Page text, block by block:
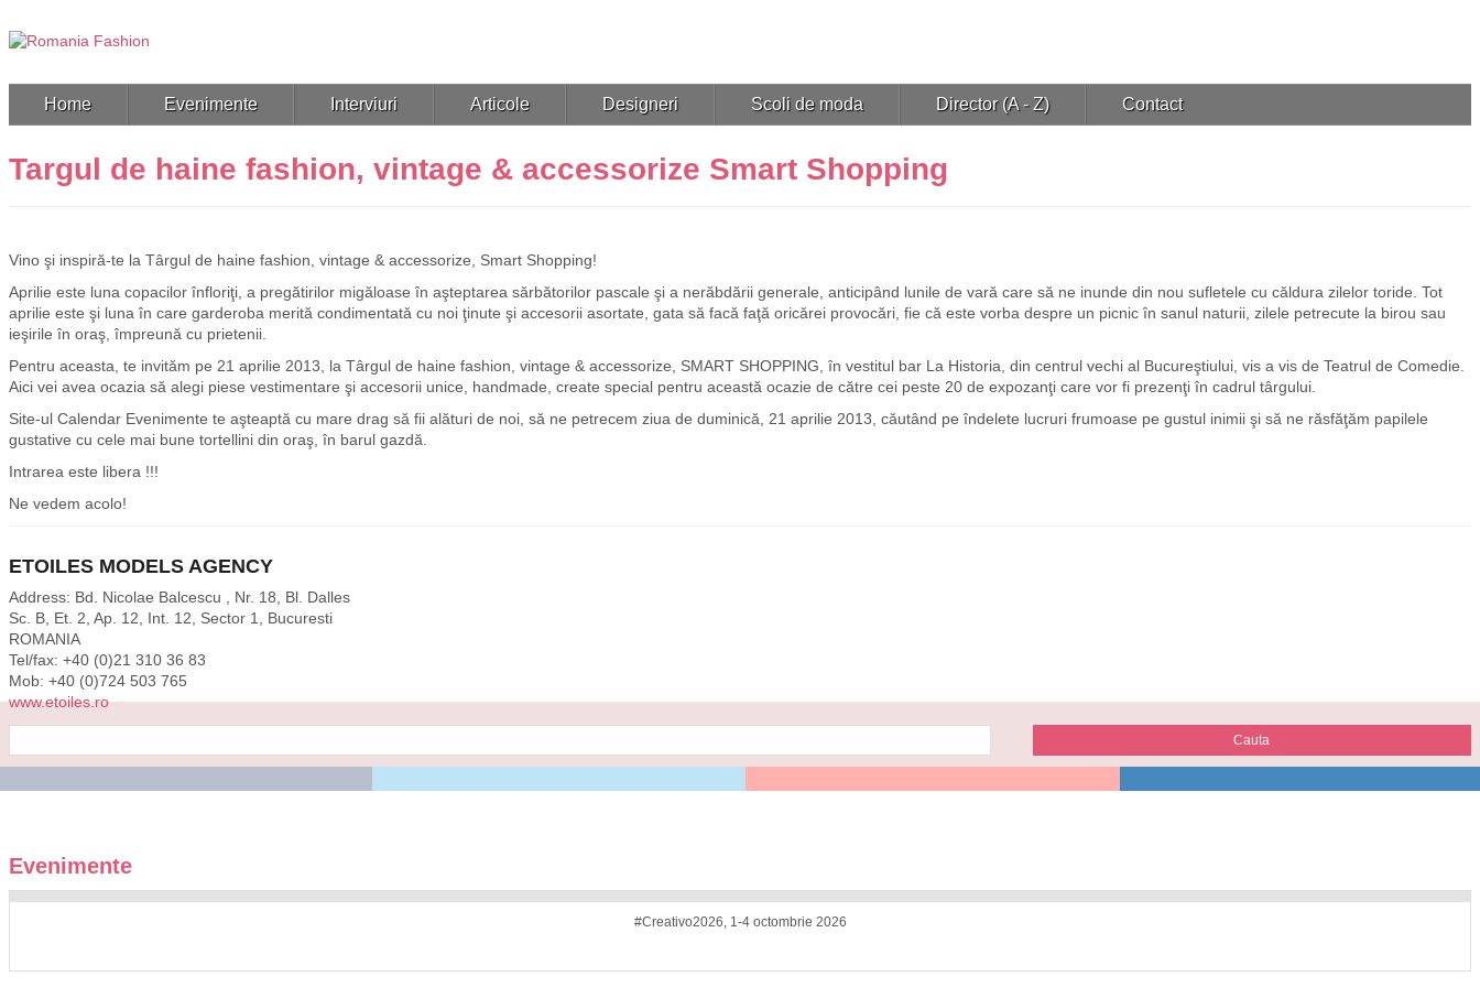
Home Evenimente Interviuri Articole Designeri Scoli de moda Director (A - Z) Contact
Targul de haine fashion, vintage & accessorize Smart Shopping
Vino şi inspiră-te la Târgul de haine fashion, vintage & accessorize, Smart Shopping!
Aprilie este luna copacilor înfloriţi, a pregătirilor migăloase în aşteptarea sărbătorilor pascale şi a nerăbdării generale, anticipând lunile de vară care să ne inunde din nou sufletele cu căldura zilelor toride. Tot
aprilie este şi luna în care garderoba merită condimentată cu noi ţinute şi accesorii asortate, gata să facă faţă oricărei provocări, fie că este vorba despre un picnic în sanul naturii, zilele petrecute la birou sau
ieşirile în oraş, împreună cu prietenii.
Pentru aceasta, te invităm pe 21 aprilie 2013, la Târgul de haine fashion, vintage & accessorize, SMART SHOPPING, în vestitul bar La Historia, din centrul vechi al Bucureştiului, vis a vis de Teatrul de Comedie.
Aici vei avea ocazia să alegi piese vestimentare şi accesorii unice, handmade, create special pentru această ocazie de către cei peste 20 de expozanţi care vor fi prezenţi în cadrul târgului.
Site-ul Calendar Evenimente te aşteaptă cu mare drag să fii alături de noi, să ne petrecem ziua de duminică, 21 aprilie 2013, căutând pe îndelete lucruri frumoase pe gustul inimii şi să ne răsfăţăm papilele
gustative cu cele mai bune tortellini din oraş, în barul gazdă.
Intrarea este libera !!!
Ne vedem acolo!
ETOILES MODELS AGENCY
Address: Bd. Nicolae Balcescu , Nr. 18, Bl. Dalles
Sc. B, Et. 2, Ap. 12, Int. 12, Sector 1, Bucuresti
ROMANIA
Tel/fax: +40 (0)21 310 36 83
Mob: +40 (0)724 503 765
www.etoiles.ro
Evenimente
#Creativo2026, 1-4 octombrie 2026